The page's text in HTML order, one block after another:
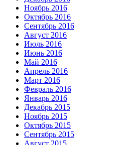
Ноябрь 2016
Октябрь 2016
Сентябрь 2016
Август 2016
Июль 2016
Июнь 2016
Май 2016
Апрель 2016
Март 2016
Февраль 2016
Январь 2016
Декабрь 2015
Ноябрь 2015
Октябрь 2015
Сентябрь 2015
Август 2015